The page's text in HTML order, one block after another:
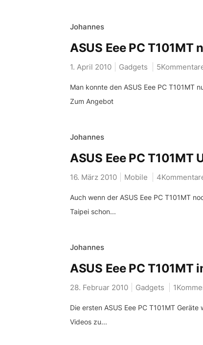
Johannes
ASUS Eee PC T101MT
1. April 2010 Gadgets
Man konnte den ASUS Eee PC T101MT
Zum Angebot
Johannes
ASUS Eee PC T101MT
16. März 2010 Mobile
Auch wenn der ASUS Eee PC T101MT
Taipei schon...
Johannes
ASUS Eee PC T101MT
28. Februar 2010 Gadgets
Die ersten ASUS Eee PC T101MT
Videos zu...